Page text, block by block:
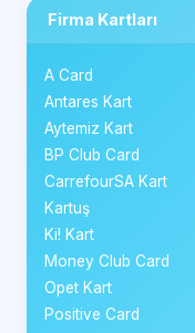
Firma Kartları
A Card
Antares Kart
Aytemiz Kart
BP Club Card
CarrefourSA Kart
Kartuş
Ki! Kart
Money Club Card
Opet Kart
Positive Card